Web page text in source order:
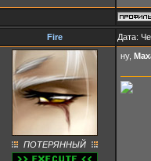
Fire Дата:
ПОТЕРЯННЫЙ
ну,